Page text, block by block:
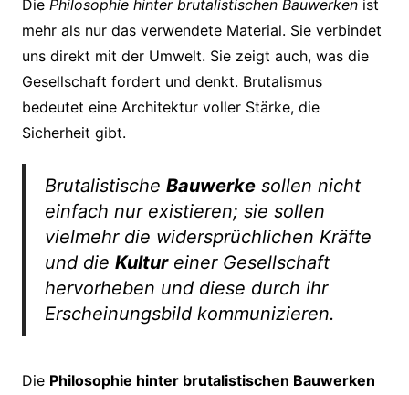
Die Philosophie hinter brutalistischen Bauwerkenist
mehr als nur das verwendete Material. Sie verbindet
uns direkt mit der Umwelt. Sie zeigt auch, was die
Gesellschaft fordert und denkt. Brutalismus
bedeutet eine Architektur voller Stärke, die
Sicherheit gibt.
Brutalistische Bauwerkesollen nicht
einfach nur existieren; sie sollen
vielmehr die widersprüchlichen Kräfte
und die Kultureiner Gesellschaft
hervorheben und diese durch ihr
Erscheinungsbild kommunizieren.
Die Philosophie hinter brutalistischen Bauwerken